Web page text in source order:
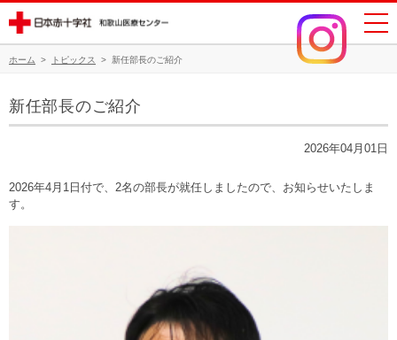
ホーム > トピックス > 新任部長のご紹介
新任部長のご紹介
2026年04月01日
2026年4月1日付で、2名の部長が就任しましたので、お知らせいたしま
す。